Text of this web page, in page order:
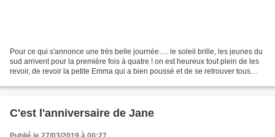
Pour ce qui s'annonce une très belle journée…. le soleil brille, les jeunes du
sud arrivent pour la première fois à quatre ! on est heureux tout plein de les
revoir, de revoir la petite Emma qui a bien poussé et de se retrouver tous
C'est l'anniversaire de Jane